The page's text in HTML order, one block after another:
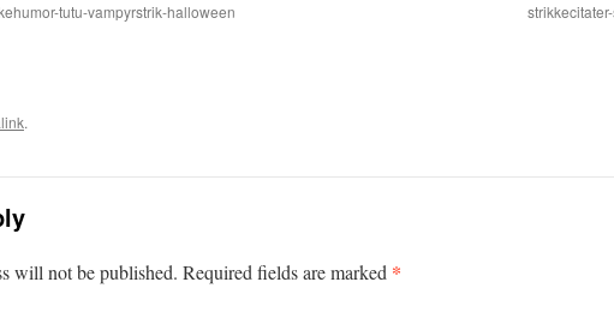
tutu-vampyrstrik-halloween
.
will not be published. Required fields are marked *